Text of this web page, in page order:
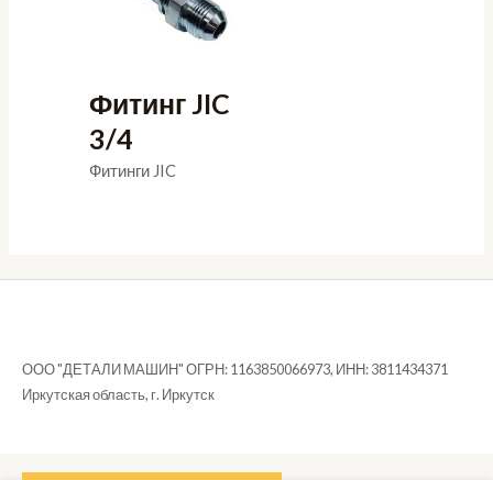
Фитинг JIC
3/4
Фитинги JIC
ООО "ДЕТАЛИ МАШИН" ОГРН: 1163850066973, ИНН: 3811434371
Иркутская область, г. Иркутск